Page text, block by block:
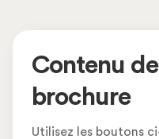
Contenu
brochure
Utilisez les boutons